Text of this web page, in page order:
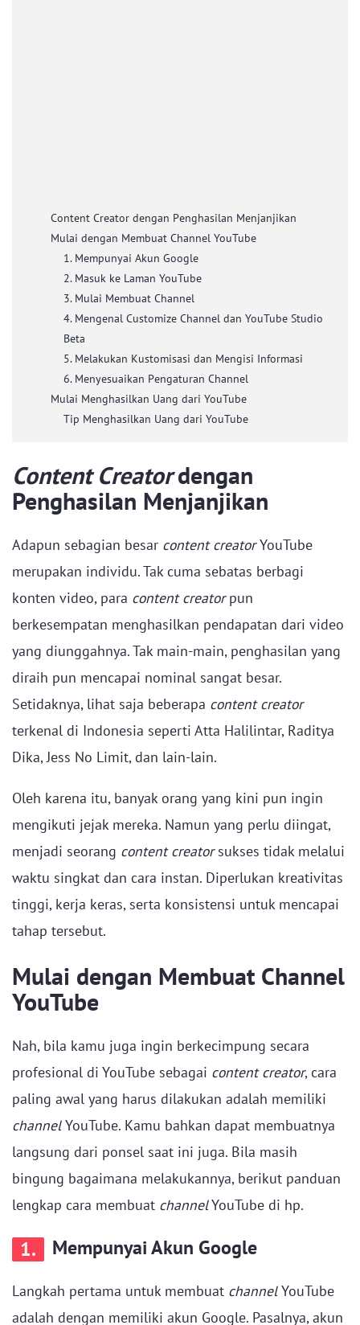
Content Creator dengan Penghasilan Menjanjikan
Mulai dengan Membuat Channel YouTube
1. Mempunyai Akun Google
2. Masuk ke Laman YouTube
3. Mulai Membuat Channel
4. Mengenal Customize Channel dan YouTube Studio
Beta
5. Melakukan Kustomisasi dan Mengisi Informasi
6. Menyesuaikan Pengaturan Channel
Mulai Menghasilkan Uang dari YouTube
Tip Menghasilkan Uang dari YouTube
Content Creatordengan
Penghasilan Menjanjikan
Adapun sebagian besar content creatorYouTube
merupakan individu. Tak cuma sebatas berbagi
konten video, para content creatorpun
berkesempatan menghasilkan pendapatan dari video
yang diunggahnya. Tak main-main, penghasilan yang
diraih pun mencapai nominal sangat besar.
Setidaknya, lihat saja beberapa content creator
terkenal di Indonesia seperti Atta Halilintar, Raditya
Dika, Jess No Limit, dan lain-lain.
Oleh karena itu, banyak orang yang kini pun ingin
mengikuti jejak mereka. Namun yang perlu diingat,
menjadi seorang content creatorsukses tidak melalui
waktu singkat dan cara instan. Diperlukan kreativitas
tinggi, kerja keras, serta konsistensi untuk mencapai
tahap tersebut.
Mulai dengan Membuat Channel
YouTube
Nah, bila kamu juga ingin berkecimpung secara
profesional di YouTube sebagai content creator, cara
paling awal yang harus dilakukan adalah memiliki
channelYouTube. Kamu bahkan dapat membuatnya
langsung dari ponsel saat ini juga. Bila masih
bingung bagaimana melakukannya, berikut panduan
lengkap cara membuat channelYouTube di hp.
1. Mempunyai Akun Google
Langkah pertama untuk membuat channelYouTube
adalah dengan memiliki akun Google. Pasalnya, akun